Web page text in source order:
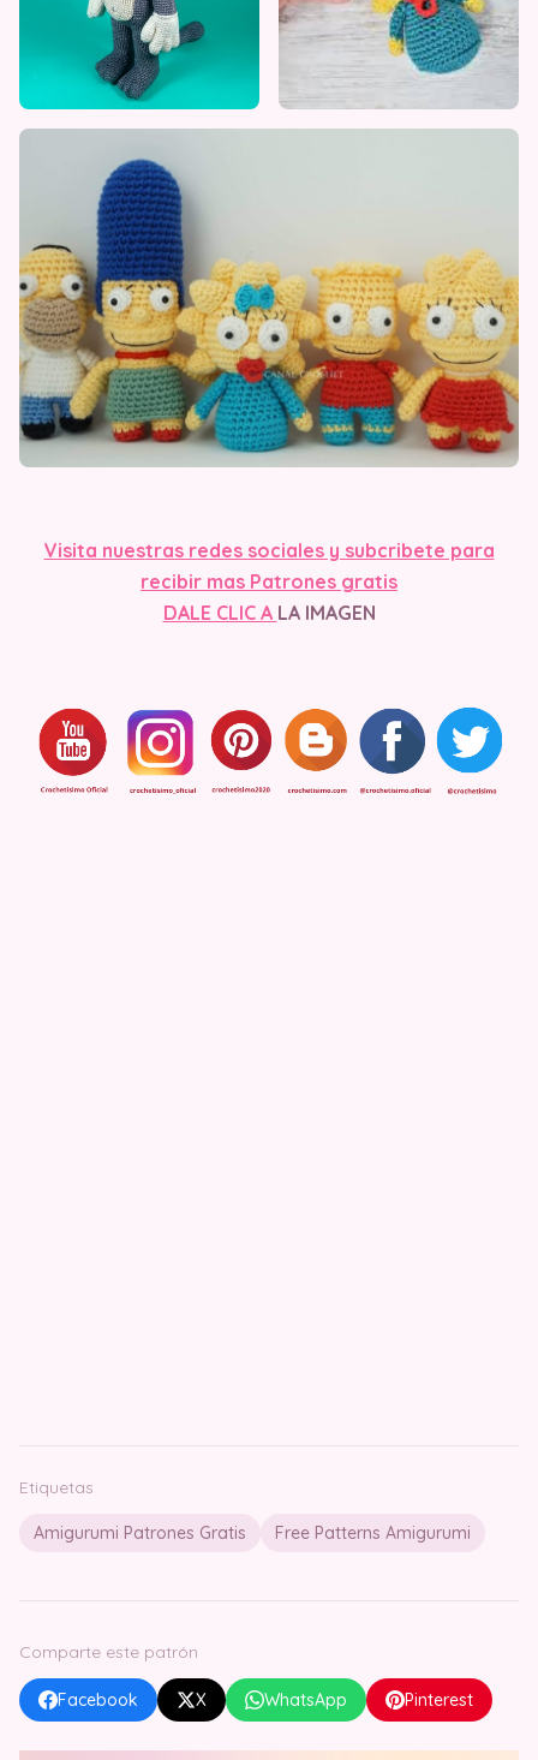
Visita nuestras redes sociales y subcribete para
recibir mas Patrones gratis
DALE CLIC A LA IMAGEN
Etiquetas
Amigurumi Patrones Gratis Free Patterns Amigurumi
Comparte este patrón
Facebook X WhatsApp Pinterest